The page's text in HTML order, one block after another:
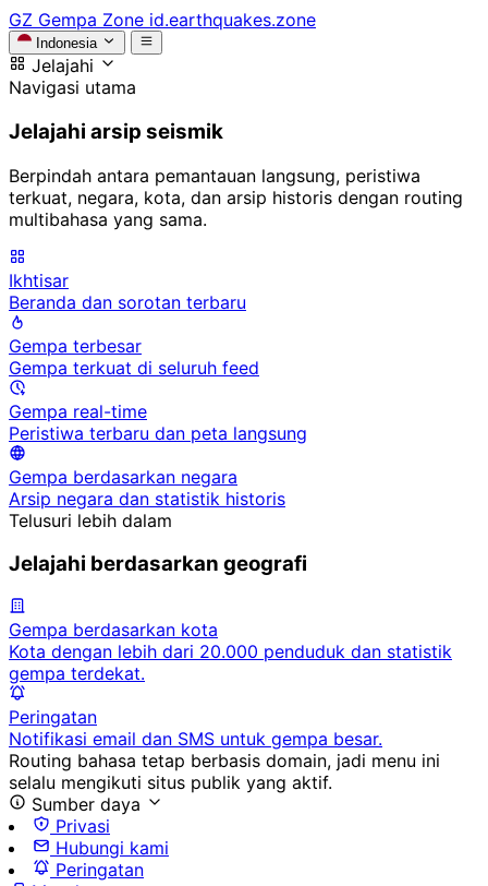
GZ Gempa Zone id.earthquakes.zone
Indonesia
Jelajahi
Navigasi utama
Jelajahi arsip seismik
Berpindah antara pemantauan langsung, peristiwa
terkuat, negara, kota, dan arsip historis dengan routing
multibahasa yang sama.
Ikhtisar
Beranda dan sorotan terbaru
Gempa terbesar
Gempa terkuat di seluruh feed
Gempa real-time
Peristiwa terbaru dan peta langsung
Gempa berdasarkan negara
Arsip negara dan statistik historis
Telusuri lebih dalam
Jelajahi berdasarkan geografi
Gempa berdasarkan kota
Kota dengan lebih dari 20.000 penduduk dan statistik
gempa terdekat.
Peringatan
Notifikasi email dan SMS untuk gempa besar.
Routing bahasa tetap berbasis domain, jadi menu ini
selalu mengikuti situs publik yang aktif.
Sumber daya
Privasi
Hubungi kami
Peringatan